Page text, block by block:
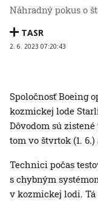
Náhradný pokus o
TASR
2. 6. 2023 07:20:43
Spoločnosť Boeing
kozmickej lode
Dôvodom sú
tom vo štvrtok (1. 6.)
Technici počas
s chybným
v kozmickej lodi.